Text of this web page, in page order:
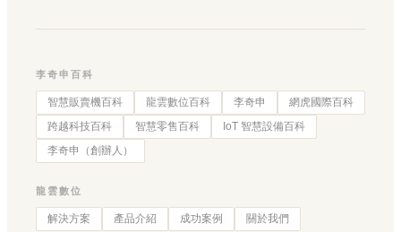
李奇申百科
智慧販賣機百科 龍雲數位百科 李奇申
網虎國際百科
跨越科技百科
智慧零售百科
IoT 智慧設備百科
李奇申（創辦人）
龍雲數位
解決方案 產品介紹 成功案例 關於我們